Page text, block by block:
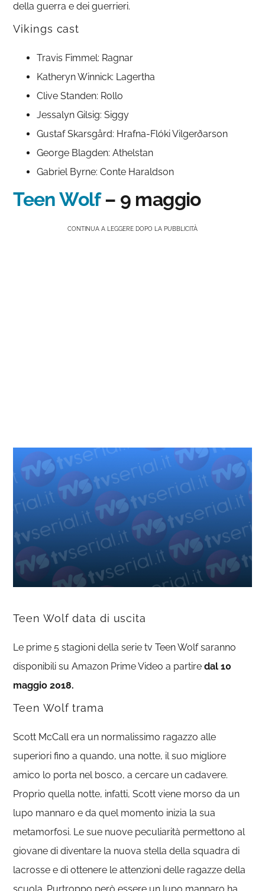
della guerra e dei guerrieri.
Vikings cast
Travis Fimmel: Ragnar
Katheryn Winnick: Lagertha
Clive Standen: Rollo
Jessalyn Gilsig: Siggy
Gustaf Skarsgård: Hrafna-Flóki Vilgerðarson
George Blagden: Athelstan
Gabriel Byrne: Conte Haraldson
Teen Wolf– 9 maggio
CONTINUA A LEGGERE DOPO LA PUBBLICITÀ
Teen Wolf data di uscita
Le prime 5 stagioni della serie tv Teen Wolf saranno
disponibili su Amazon Prime Video a partiredal 10
maggio 2018.
Teen Wolf trama
Scott McCall era un normalissimo ragazzo alle
superiori fino a quando, una notte, il suo migliore
amico lo porta nel bosco, a cercare un cadavere.
Proprio quella notte, infatti, Scott viene morso da un
lupo mannaro e da quel momento inizia la sua
metamorfosi. Le sue nuove peculiarità permettono al
giovane di diventare la nuova stella della squadra di
lacrosse e di ottenere le attenzioni delle ragazze della